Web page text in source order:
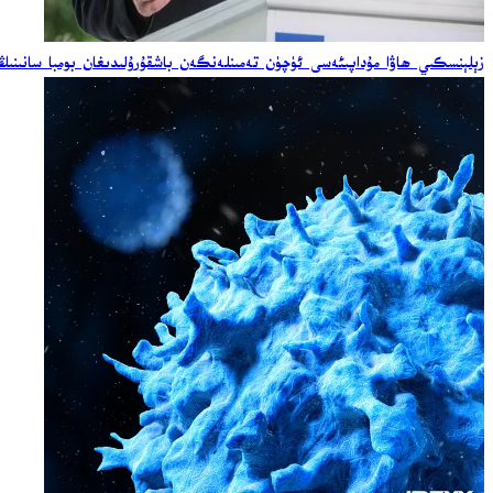
زېلېنسكىي ھاۋا مۇداپىئەسى ئۈچۈن تەمىنلەنگەن باشقۇرۇلىدىغان بومبا سانىنىڭ